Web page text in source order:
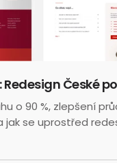
České
o 90 %, zlepšení
jak se uprostřed